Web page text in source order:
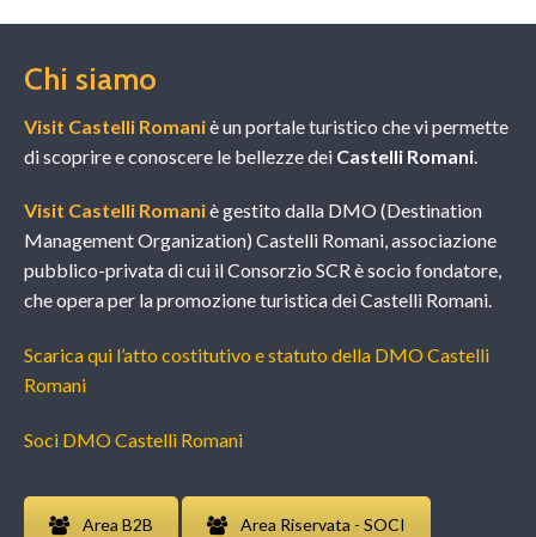
Chi siamo
Visit Castelli Romaniè un portale turistico che vi permette
di scoprire e conoscere le bellezze dei Castelli Romani
Visit Castelli Romaniè gestito dalla DMO (Destination
Management Organization) Castelli Romani, associazione
pubblico-privata di cui il Consorzio SCR è socio fondatore,
che opera per la promozione turistica dei Castelli Romani.
Scarica qui l’atto costitutivo e statuto della DMO Castelli
Romani
Soci DMO Castelli Romani
Area B2B Area Riservata - SOCI